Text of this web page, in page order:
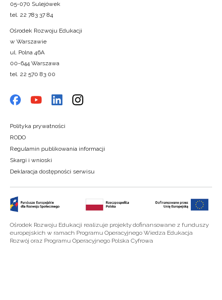
05-070 Sulejówek
tel. 22 783 37 84
Ośrodek Rozwoju Edukacji
w Warszawie
ul. Polna 46A
00-644 Warszawa
tel. 22 570 83 00
Polityka prywatności
RODO
Regulamin publikowania informacji
Skargi i wnioski
Deklaracja dostępności serwisu
Ośrodek Rozwoju Edukacji realizuje projekty dofinansowane z funduszy
europejskich w ramach Programu Operacyjnego Wiedza Edukacja
Rozwój oraz Programu Operacyjnego Polska Cyfrowa